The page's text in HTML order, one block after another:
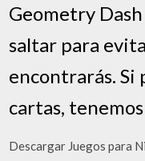
Geometry
saltar para
encontrarás. Si
cartas,
Descargar Juegos para